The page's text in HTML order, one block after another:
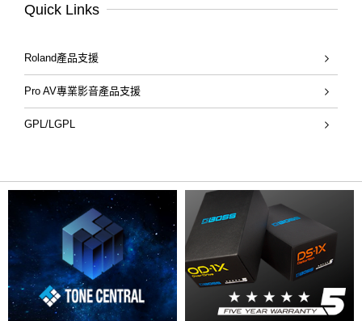
Quick Links
Roland產品支援
Pro AV專業影音產品支援
GPL/LGPL